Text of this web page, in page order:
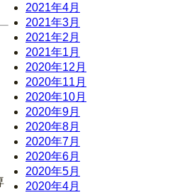
2021年4月
2021年3月
2021年2月
2021年1月
2020年12月
2020年11月
2020年10月
2020年9月
2020年8月
2020年7月
2020年6月
2020年5月
2020年4月